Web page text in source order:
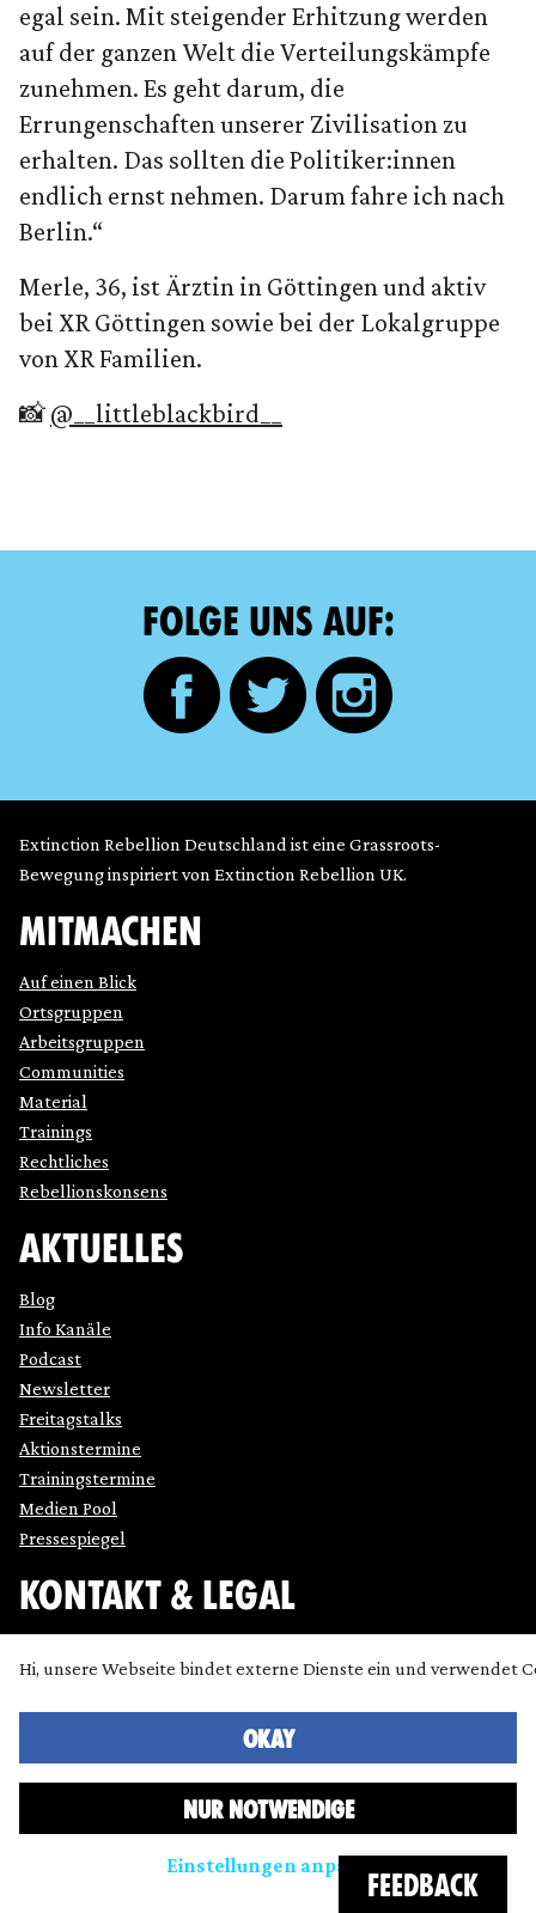
egal sein. Mit steigender Erhitzung werden
auf der ganzen Welt die Verteilungskämpfe
zunehmen. Es geht darum, die
Errungenschaften unserer Zivilisation zu
erhalten. Das sollten die Politiker:innen
endlich ernst nehmen. Darum fahre ich nach
Berlin.“
Merle, 36, ist Ärztin in Göttingen und aktiv
bei XR Göttingen sowie bei der Lokalgruppe
von XR Familien.
📸 @__littleblackbird__
FEEDBACK
FOLGE UNS AUF:
Extinction Rebellion Deutschland ist eine Grassroots-
Bewegung inspiriert von Extinction Rebellion UK.
MITMACHEN
Auf einen Blick
Ortsgruppen
Arbeitsgruppen
Communities
Material
Trainings
Rechtliches
Rebellionskonsens
AKTUELLES
Blog
Info Kanäle
Podcast
Newsletter
Freitagstalks
Aktionstermine
Trainingstermine
Medien Pool
Pressespiegel
KONTAKT & LEGAL
Datenschutz
Presse
SimpleIcon ,Freepik,Bogdan Rosu
Hi, unsere Webseite bindet externe Dienste ein und verwendet
Einstellungen anpassen
NUR NOTWENDIGE
OKAY